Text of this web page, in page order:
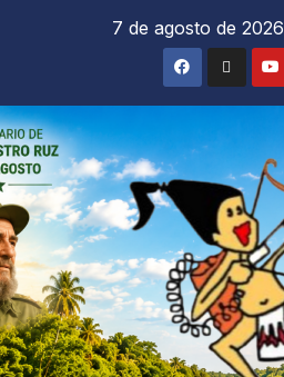
7 de agosto de 2026